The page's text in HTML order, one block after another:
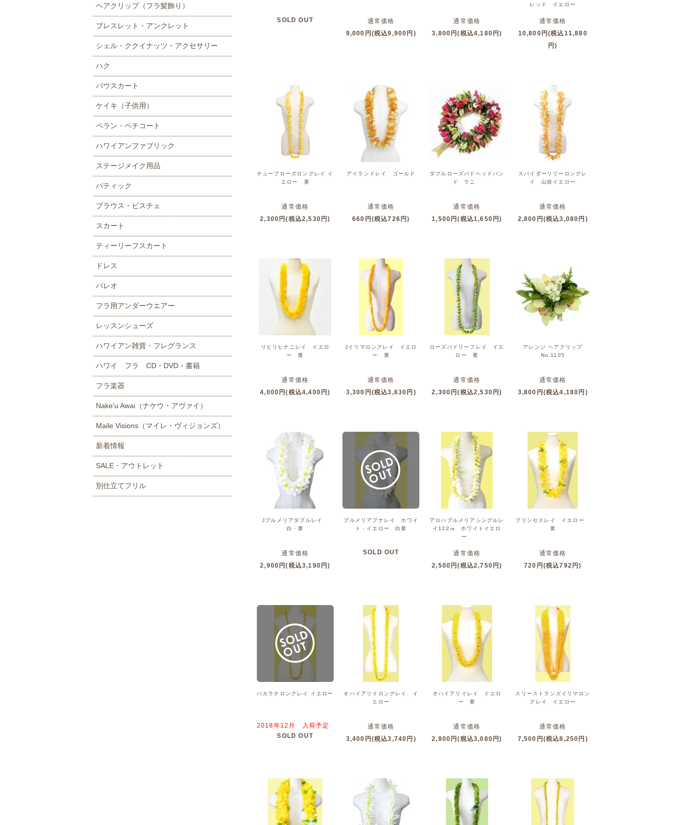
SOLD OUT
通常価格
9,000円(税込9,900円)
通常価格
3,800円(税込4,180円)
レッド イエロー
通常価格
10,800円(税込11,880
円)
チューブローズロングレイ イ
エロー 黄
通常価格
2,300円(税込2,530円)
アイランドレイ ゴールド
通常価格
660円(税込726円)
ダブルローズバドヘッドバン
ド ラニ
通常価格
1,500円(税込1,650円)
スパイダーリリーロングレ
イ 山吹イエロー
通常価格
2,800円(税込3,080円)
リヒリヒナニレイ イエロ
ー 黄
通常価格
4,000円(税込4,400円)
Jイリマロングレイ イエロ
ー 黄
通常価格
3,300円(税込3,630円)
ローズバドリーフレイ イエ
ロー 黄
通常価格
2,300円(税込2,530円)
アレンジ ヘアクリップ
No.1105
通常価格
3,800円(税込4,180円)
Jプルメリアダブルレイ
白・黄
通常価格
2,900円(税込3,190円)
プルメリアプナレイ ホワイ
ト・イエロー 白黄
SOLD OUT
アロハプルメリアシングルレ
イ122㎝ ホワイトイエロ
ー
通常価格
2,500円(税込2,750円)
プリンセスレイ イエロー
黄
通常価格
720円(税込792円)
パカラナロングレイ イエロー
2018年12月 入荷予定
SOLD OUT
オハイアリイロングレイ イ
エロー
通常価格
3,400円(税込3,740円)
オハイアリイレイ イエロ
ー 黄
通常価格
2,800円(税込3,080円)
スリーストランズイリマロン
グレイ イエロー
通常価格
7,500円(税込8,250円)
ヘアクリップ（フラ髪飾り）
ブレスレット・アンクレット
シェル・ククイナッツ・アクセサリー
ハク
パウスカート
ケイキ（子供用）
ペラン・ペチコート
ハワイアンファブリック
ステージメイク用品
バティック
ブラウス・ビスチェ
スカート
ティーリーフスカート
ドレス
パレオ
フラ用アンダーウエアー
レッスンシューズ
ハワイアン雑貨・フレグランス
ハワイ フラ CD・DVD・書籍
フラ楽器
Nake'u Awai（ナケウ・アヴァイ）
Maile Visions（マイレ・ヴィジョンズ）
新着情報
SALE・アウトレット
別仕立てフリル